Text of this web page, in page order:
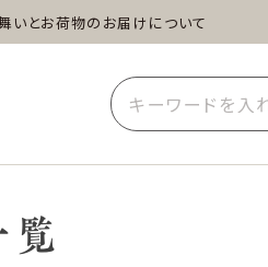
いとお荷物のお届けについて
水出し茶
覧